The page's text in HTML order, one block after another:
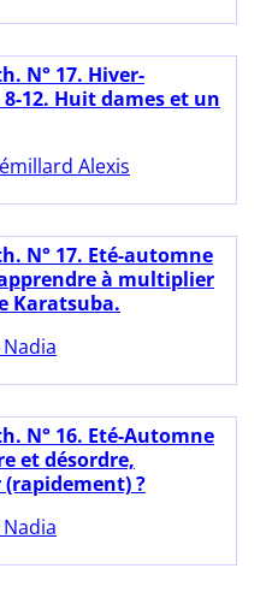
N° 17. Hiver-
12. Huit dames et un
Alexis
N° 17. Eté-automne
à multiplier
Karatsuba.
N° 16. Eté-Automne
et désordre,
?